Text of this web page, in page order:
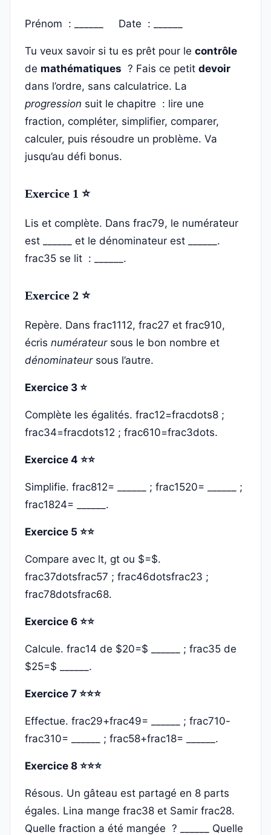
Prénom : ______ Date : ______
Tu veux savoir si tu es prêt pour le contrôle
de mathématiques ? Fais ce petit devoir
dans l’ordre, sans calculatrice. La
progression suit le chapitre : lire une
fraction, compléter, simplifier, comparer,
calculer, puis résoudre un problème. Va
jusqu’au défi bonus.
Exercice 1 ⭐
Lis et complète. Dans frac79, le numérateur
est ______ et le dénominateur est ______.
frac35 se lit : ______.
Exercice 2 ⭐
Repère. Dans frac1112, frac27 et frac910,
écris numérateursous le bon nombre et
dénominateursous l’autre.
Exercice 3 ⭐
Complète les égalités. frac12=fracdots8 ;
frac34=fracdots12 ; frac610=frac3dots.
Exercice 4 ⭐⭐
Simplifie. frac812= ______ ; frac1520= ______ ;
frac1824= ______.
Exercice 5 ⭐⭐
Compare avec lt, gt ou $=$.
frac37dotsfrac57 ; frac46dotsfrac23 ;
frac78dotsfrac68.
Exercice 6 ⭐⭐
Calcule. frac14 de $20=$ ______ ; frac35 de
$25=$ ______.
Exercice 7 ⭐⭐⭐
Effectue. frac29+frac49= ______ ; frac710-
frac310= ______ ; frac58+frac18= ______.
Exercice 8 ⭐⭐⭐
Résous. Un gâteau est partagé en 8 parts
égales. Lina mange frac38 et Samir frac28.
Quelle fraction a été mangée ? ______ Quelle